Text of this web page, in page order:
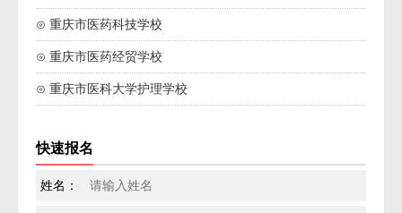
⊙ 重庆市医药科技学校
⊙ 重庆市医药经贸学校
⊙ 重庆市医科大学护理学校
快速报名
姓名：